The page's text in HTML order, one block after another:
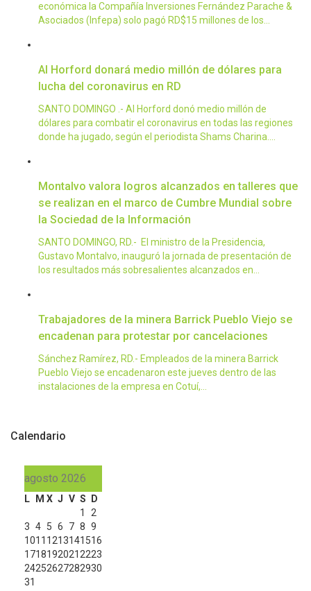
económica la Compañía Inversiones Fernández Parache &
Asociados (Infepa) solo pagó RD$15 millones de los…
Al Horford donará medio millón de dólares para
lucha del coronavirus en RD
SANTO DOMINGO .- Al Horford donó medio millón de
dólares para combatir el coronavirus en todas las regiones
donde ha jugado, según el periodista Shams Charina.…
Montalvo valora logros alcanzados en talleres que
se realizan en el marco de Cumbre Mundial sobre
la Sociedad de la Información
SANTO DOMINGO, RD.- El ministro de la Presidencia,
Gustavo Montalvo, inauguró la jornada de presentación de
los resultados más sobresalientes alcanzados en…
Trabajadores de la minera Barrick Pueblo Viejo se
encadenan para protestar por cancelaciones
Sánchez Ramírez, RD.- Empleados de la minera Barrick
Pueblo Viejo se encadenaron este jueves dentro de las
instalaciones de la empresa en Cotuí,…
Calendario
agosto 2026
L M X J V S
D
1
2
3 4 5 6 7 8 9
1011 1213141516
17181920212223
24252627282930
31